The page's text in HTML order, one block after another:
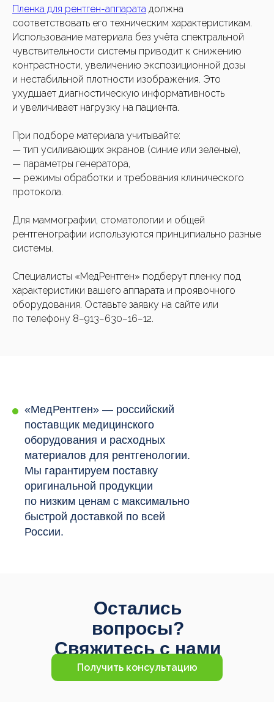
Пленка для рентген-аппарата должна
соответствовать его техническим характеристикам.
Использование материала без учёта спектральной
чувствительности системы приводит к снижению
контрастности, увеличению экспозиционной дозы
и нестабильной плотности изображения. Это
ухудшает диагностическую информативность
и увеличивает нагрузку на пациента.
При подборе материала учитывайте:
— тип усиливающих экранов (синие или зеленые),
— параметры генератора,
— режимы обработки и требования клинического
протокола.
Для маммографии, стоматологии и общей
рентгенографии используются принципиально разные
системы.
Специалисты «МедРентген» подберут пленку под
характеристики вашего аппарата и проявочного
оборудования. Оставьте заявку на сайте или
по телефону 8−913−630−16−12.
«МедРентген» — российский
поставщик медицинского
оборудования и расходных
материалов для рентгенологии.
Мы гарантируем поставку
оригинальной продукции
по низким ценам с максимально
быстрой доставкой по всей
России.
Остались
вопросы?
Свяжитесь с нами
Получить консультацию